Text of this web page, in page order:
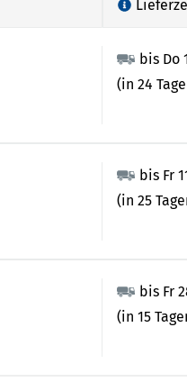
bis Do
(in 24
bis Fr
(in 25
bis Fr
(in 15